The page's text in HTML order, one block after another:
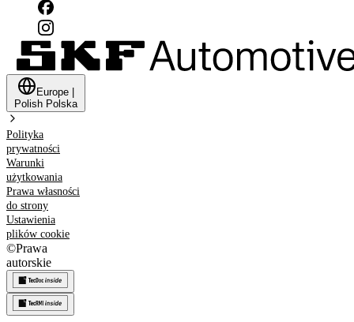
Europe
Polish Polska
Polityka
prywatności
Warunki
użytkowania
Prawa własności
do strony
Ustawienia
plików cookie
©Prawa
autorskie